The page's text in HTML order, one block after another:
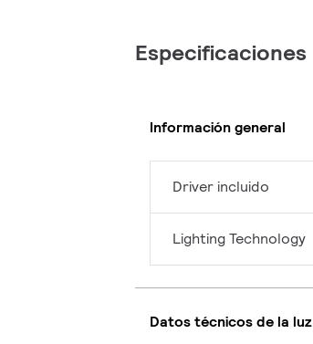
Especificaciones
Información general
Driver incluido
Lighting Technology
Datos técnicos de la luz